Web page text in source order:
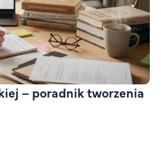
– poradnik tworzenia